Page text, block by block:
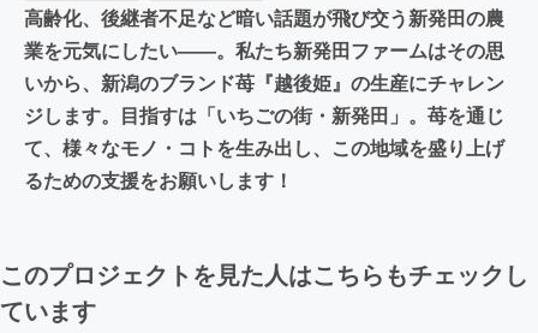
高齢化、後継者不足など暗い話題が飛び交う新発田の農
業を元気にしたい――。私たち新発田ファームはその思
いから、新潟のブランド苺『越後姫』の生産にチャレン
ジします。目指すは「いちごの街・新発田」。苺を通じ
て、様々なモノ・コトを生み出し、この地域を盛り上げ
るための支援をお願いします！
このプロジェクトを見た人はこちらもチェックし
ています